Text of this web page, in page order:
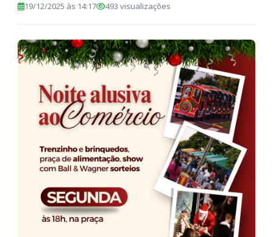
19/12/2025 às 14:17 493 visualizações